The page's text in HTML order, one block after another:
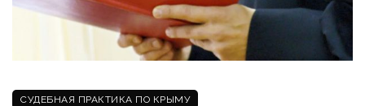
СУДЕБНАЯ ПРАКТИКА ПО КРЫМУ